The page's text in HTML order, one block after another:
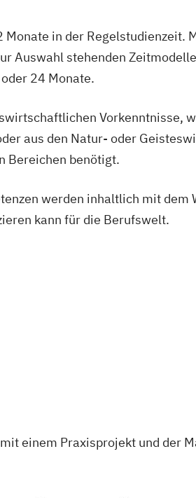
in der Regelstudienzeit.
Auswahl stehenden
24 Monate.
Vorkenntnisse,
aus den Natur- oder
Bereichen benötigt.
werden inhaltlich mit dem
kann für die Berufswelt.
einem Praxisprojekt und der